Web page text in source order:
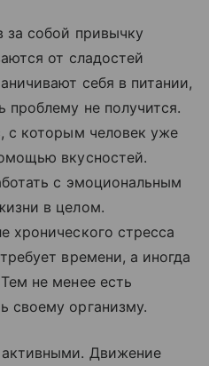
за собой привычку
от сладостей
себя в питании,
проблему не получится.
с которым человек уже
вкусностей.
с эмоциональным
в целом.
хронического стресса
времени, а иногда
не менее есть
своему организму.
активными. Движение